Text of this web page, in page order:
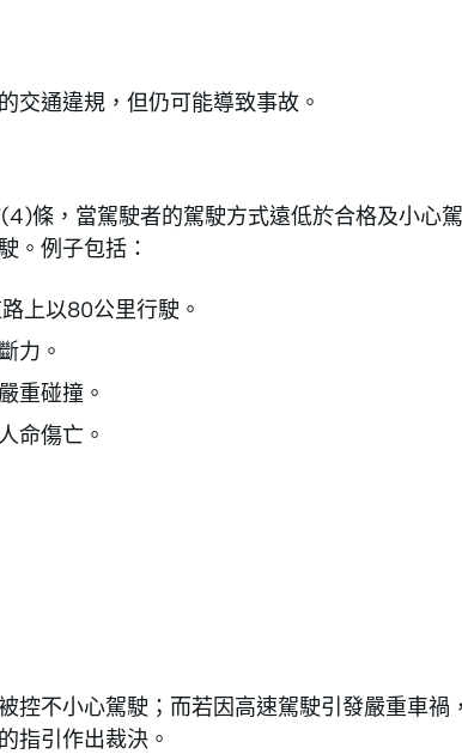
交通違規，但仍可能導致事故。
條，當駕駛者的駕駛方式遠低於合格及小心
。例子包括：
上以80公里行駛。
力。
重碰撞。
命傷亡。
控不小心駕駛；而若因高速駕駛引發嚴重車禍
指引作出裁決。